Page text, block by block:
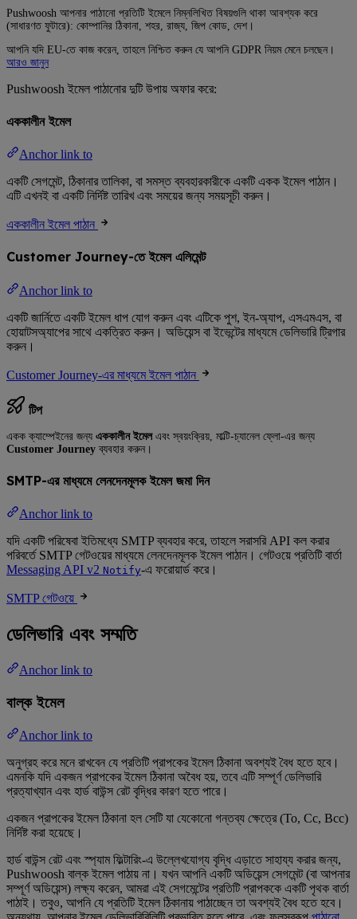
Pushwoosh আপনার পাঠানো প্রতিটি ইমেলে নিম্নলিখিত বিষয়গুলি থাকা আবশ্যক করে
(সাধারণত ফুটারে): কোম্পানির ঠিকানা, শহর, রাজ্য, জিপ কোড, দেশ।
আপনি যদি EU-তে কাজ করেন, তাহলে নিশ্চিত করুন যে আপনি GDPR নিয়ম মেনে চলছেন।
আরও জানুন
Pushwoosh ইমেল পাঠানোর দুটি উপায় অফার করে:
এককালীন ইমেল
Anchor link to
একটি সেগমেন্ট, ঠিকানার তালিকা, বা সমস্ত ব্যবহারকারীকে একটি একক ইমেল পাঠান।
এটি এখনই বা একটি নির্দিষ্ট তারিখ এবং সময়ের জন্য সময়সূচী করুন।
এককালীন ইমেল পাঠান
Customer Journey-তে ইমেল এলিমেন্ট
Anchor link to
একটি জার্নিতে একটি ইমেল ধাপ যোগ করুন এবং এটিকে পুশ, ইন-অ্যাপ, এসএমএস, বা
হোয়াটসঅ্যাপের সাথে একত্রিত করুন। অডিয়েন্স বা ইভেন্টের মাধ্যমে ডেলিভারি ট্রিগার
করুন।
Customer Journey-এর মাধ্যমে ইমেল পাঠান
টিপ
একক ক্যাম্পেইনের জন্য এককালীন ইমেলএবং স্বয়ংক্রিয়, মাল্টি-চ্যানেল ফ্লো-এর জন্য
Customer Journey ব্যবহার করুন।
SMTP-এর মাধ্যমে লেনদেনমূলক ইমেল জমা দিন
Anchor link to
যদি একটি পরিষেবা ইতিমধ্যে SMTP ব্যবহার করে, তাহলে সরাসরি API কল করার
পরিবর্তে SMTP গেটওয়ের মাধ্যমে লেনদেনমূলক ইমেল পাঠান। গেটওয়ে প্রতিটি বার্তা
Messaging API v2 Notify-এ ফরোয়ার্ড করে।
SMTP গেটওয়ে
ডেলিভারি এবং সম্মতি
Anchor link to
বাল্ক ইমেল
Anchor link to
অনুগ্রহ করে মনে রাখবেন যে প্রতিটি প্রাপকের ইমেল ঠিকানা অবশ্যই বৈধ হতে হবে।
এমনকি যদি একজন প্রাপকের ইমেল ঠিকানা অবৈধ হয়, তবে এটি সম্পূর্ণ ডেলিভারি
প্রত্যাখ্যান এবং হার্ড বাউন্স রেট বৃদ্ধির কারণ হতে পারে।
একজন প্রাপকের ইমেল ঠিকানা হল সেটি যা যেকোনো গন্তব্য ক্ষেত্রে (To, Cc, Bcc)
নির্দিষ্ট করা হয়েছে।
হার্ড বাউন্স রেট এবং স্প্যাম ফিল্টারিং-এ উল্লেখযোগ্য বৃদ্ধি এড়াতে সাহায্য করার জন্য,
Pushwoosh বাল্ক ইমেল পাঠায় না। যখন আপনি একটি অডিয়েন্স সেগমেন্ট (বা আপনার
সম্পূর্ণ অডিয়েন্স) লক্ষ্য করেন, আমরা এই সেগমেন্টের প্রতিটি প্রাপককে একটি পৃথক বার্তা
পাঠাই। তবুও, আপনি যে প্রতিটি ইমেল ঠিকানায় পাঠাচ্ছেন তা অবশ্যই বৈধ হতে হবে।